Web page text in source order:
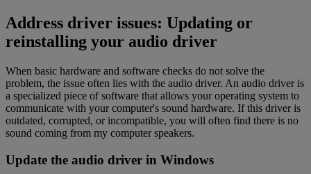
Address driver issues: Updating or
reinstalling your audio driver
When basic hardware and software checks do not solve the
problem, the issue often lies with the audio driver. An audio driver is
a specialized piece of software that allows your operating system to
communicate with your computer's sound hardware. If this driver is
outdated, corrupted, or incompatible, you will often find there is no
sound coming from my computer speakers.
Update the audio driver in Windows